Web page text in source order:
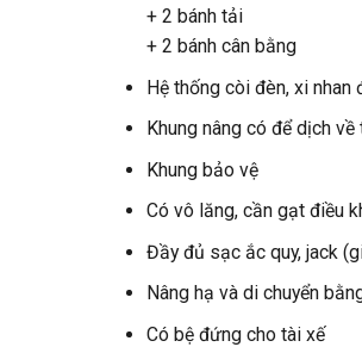
+ 2 bánh tải
+ 2 bánh cân bằng
Hệ thống còi đèn, xi nhan
Khung nâng có để dịch
Khung bảo vệ
Có vô lăng, cần gạt điều
Đầy đủ sạc ắc quy, jack
Nâng hạ và di chuyển
Có bệ đứng cho tài xế